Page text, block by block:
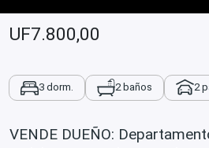
UF7.800,00
3 dorm. 2 baños 2
VENDE DUEÑO: